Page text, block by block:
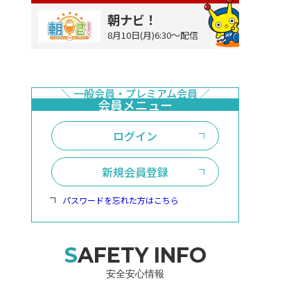
朝ナビ！
8月10日(月)6:30～配信
ログイン
新規会員登録
パスワードを忘れた方はこちら
SAFETY INFO
安全安心情報